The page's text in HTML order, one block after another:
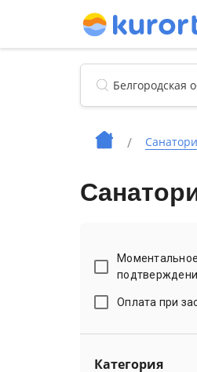
Моментальное
Оплата при
Категория